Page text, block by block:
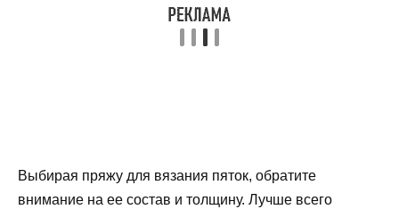
Выбирая пряжу для вязания пяток, обратите
внимание на ее состав и толщину. Лучше всего